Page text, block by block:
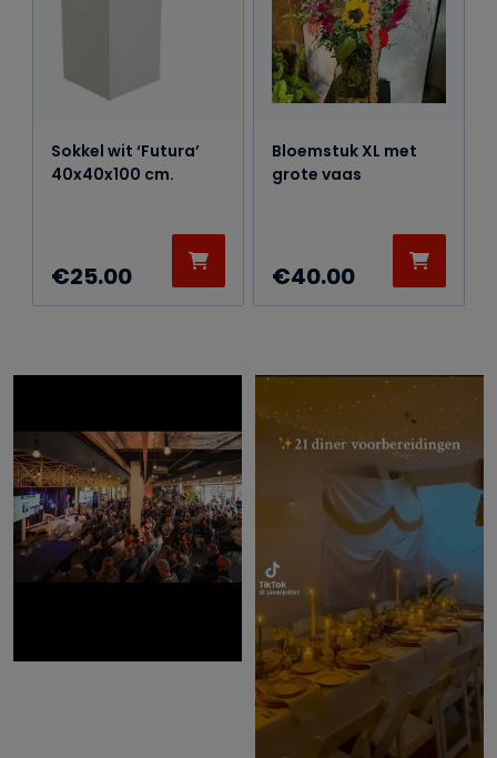
Sokkel wit ‘Futura’
40x40x100 cm.
€25.00
Bloemstuk XL met
grote vaas
€40.00